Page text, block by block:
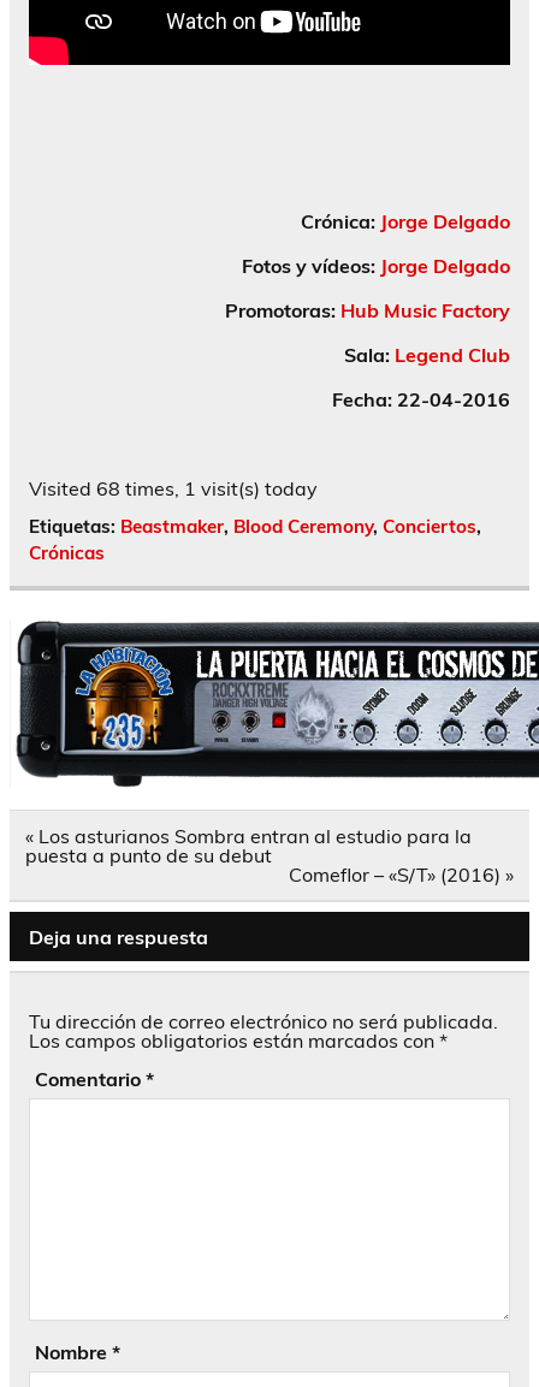
Crónica: Jorge Delgado
Fotos y vídeos: Jorge Delgado
Promotoras: Hub Music Factory
Sala: Legend Club
Fecha: 22-04-2016
Visited 68 times, 1 visit(s) today
Etiquetas: Beastmaker, Blood Ceremony, Conciertos,
Crónicas
Navegación
de
entradas
« Los asturianos Sombra entran al estudio para la
puesta a punto de su debut
Comeflor – «S/T» (2016) »
Deja una respuesta
Tu dirección de correo electrónico no será publicada.
Los campos obligatorios están marcados con *
Comentario *
Nombre *